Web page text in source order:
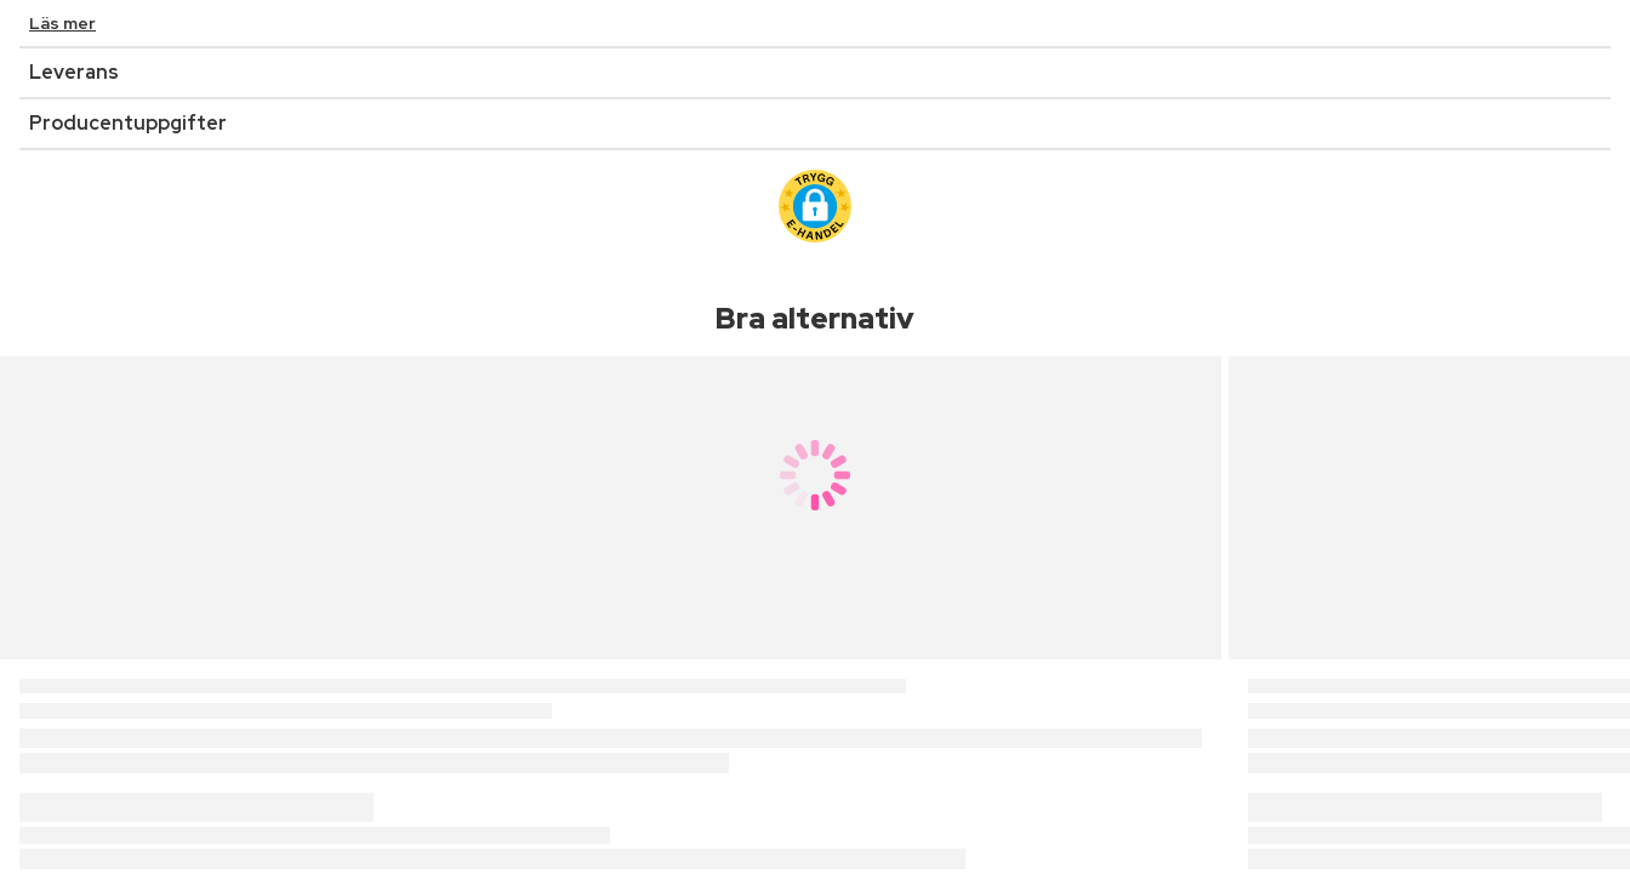
Läs mer
Leverans
Producentuppgifter
Bra alternativ